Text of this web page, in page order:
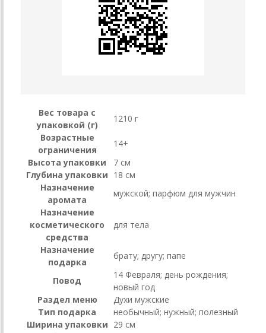
Вес товара с
упаковкой (г)
1210 г
Возрастные
ограничения
14+
Высота упаковки
7 см
Глубина упаковки 18 см
Назначение
аромата
мужской; парфюм для мужчин
Назначение
косметического
средства
для тела
Назначение
подарка
брату; другу; папе
Повод
14 Февраля; день рождения;
новый год
Раздел меню
Духи мужские
Тип подарка
необычный; нужный; полезный
Ширина упаковки 29 см